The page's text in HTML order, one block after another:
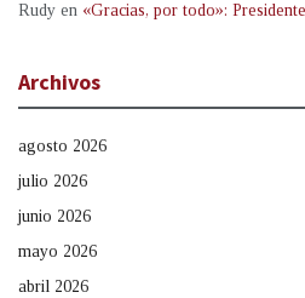
Rudy en «Gracias, por todo»:
Archivos
agosto 2026
julio 2026
junio 2026
mayo 2026
abril 2026